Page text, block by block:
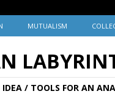
MUTUALISM
/ TOOLS FOR AN